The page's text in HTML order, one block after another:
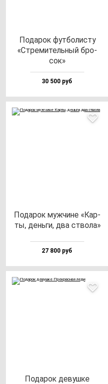
Пода­рок фут­бо­лис­ту
«Стре­ми­тель­ный бро­
сок»
30 500 руб
Пода­рок муж­чи­не «Кар­
ты, день­ги, два ство­ла»
27 800 руб
Пода­рок де­вуш­ке